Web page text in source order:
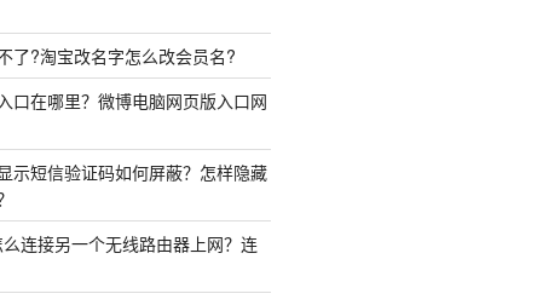
了?淘宝改名字怎么改会员名?
口在哪里？微博电脑网页版入口网
示短信验证码如何屏蔽？怎样隐藏
连接另一个无线路由器上网？连